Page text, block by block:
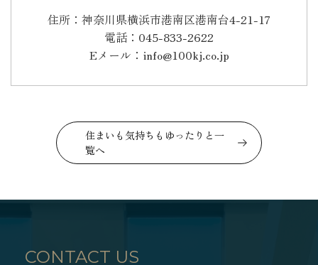
住所：神奈川県横浜市港南区港南台4-21-17
電話：045-833-2622
Eメール：info@100kj.co.jp
住まいも気持ちもゆったりと一
覧へ
CONTACT US